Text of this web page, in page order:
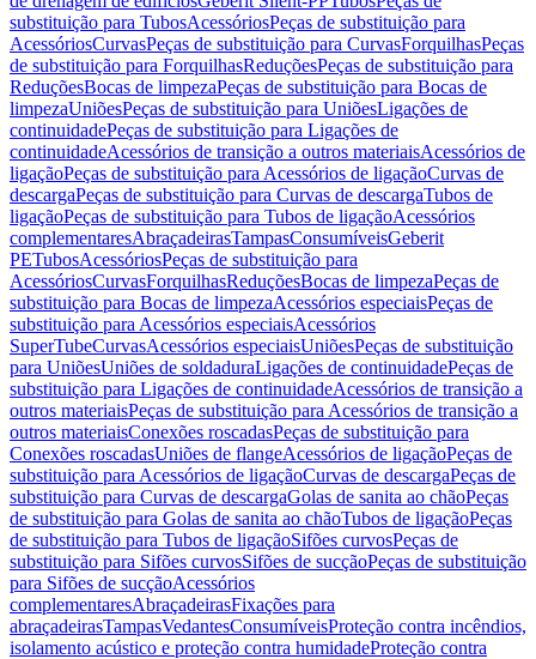
substituição para TubosAcessóriosPeças de substituição para
AcessóriosCurvasPeças de substituição para CurvasForquilhasPeças
de substituição para ForquilhasReduçõesPeças de substituição para
ReduçõesBocas de limpezaPeças de substituição para Bocas de
limpezaUniõesPeças de substituição para UniõesLigações de
continuidadePeças de substituição para Ligações de
continuidadeAcessórios de transição a outros materiaisAcessórios de
ligaçãoPeças de substituição para Acessórios de ligaçãoCurvas de
descargaPeças de substituição para Curvas de descargaTubos de
ligaçãoPeças de substituição para Tubos de ligaçãoAcessórios
complementaresAbraçadeirasTampasConsumíveisGeberit
PETubosAcessóriosPeças de substituição para
AcessóriosCurvasForquilhasReduçõesBocas de limpezaPeças de
substituição para Bocas de limpezaAcessórios especiaisPeças de
substituição para Acessórios especiaisAcessórios
SuperTubeCurvasAcessórios especiaisUniõesPeças de substituição
para UniõesUniões de soldaduraLigações de continuidadePeças de
substituição para Ligações de continuidadeAcessórios de transição a
outros materiaisPeças de substituição para Acessórios de transição a
outros materiaisConexões roscadasPeças de substituição para
Conexões roscadasUniões de flangeAcessórios de ligaçãoPeças de
substituição para Acessórios de ligaçãoCurvas de descargaPeças de
substituição para Curvas de descargaGolas de sanita ao chãoPeças
de substituição para Golas de sanita ao chãoTubos de ligaçãoPeças
de substituição para Tubos de ligaçãoSifões curvosPeças de
substituição para Sifões curvosSifões de sucçãoPeças de substituição
para Sifões de sucçãoAcessórios
complementaresAbraçadeirasFixações para
abraçadeirasTampasVedantesConsumíveisProteção contra incêndios,
isolamento acústico e proteção contra humidadeProteção contra